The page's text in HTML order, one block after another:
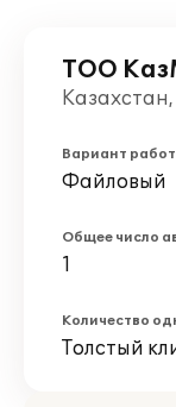
ТОО
Вариант
Файловый
Общее число
1
Количество
Толстый